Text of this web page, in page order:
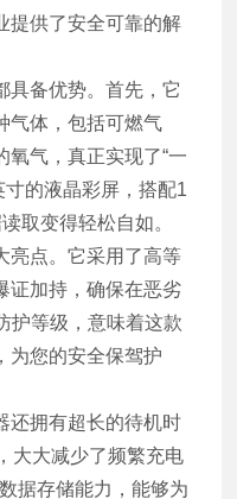
提供了安全可靠的解
具备优势。首先，它
气体，包括可燃气
氧气，真正实现了“一
的液晶彩屏，搭配1
取变得轻松自如。
亮点。它采用了高等
证加持，确保在恶劣
护等级，意味着这款
为您的安全保驾护
还拥有超长的待机时
大大减少了频繁充电
据存储能力，能够为